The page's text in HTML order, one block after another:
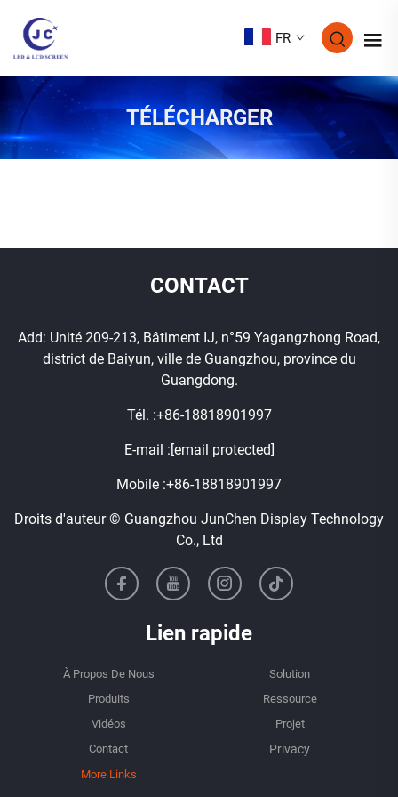
FR
TÉLÉCHARGER
CONTACT
Add: Unité 209-213, Bâtiment IJ, n°59 Yagangzhong Road,
district de Baiyun, ville de Guangzhou, province du
Guangdong.
Tél. :+86-18818901997
E-mail :[email protected]
Mobile :+86-18818901997
Droits d'auteur © Guangzhou JunChen Display Technology
Co., Ltd
Lien rapide
À Propos De Nous
Solution
Produits
Ressource
Vidéos
Projet
Contact
More Links